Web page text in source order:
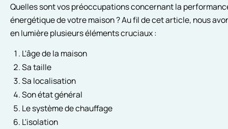
Quelles sont vos préoccupations concernant la
énergétique de votre maison ? Au fil de cet article, nous
en lumière plusieurs éléments cruciaux :
L'âge de la maison
Sa taille
Sa localisation
Son état général
Le système de chauffage
L'isolation